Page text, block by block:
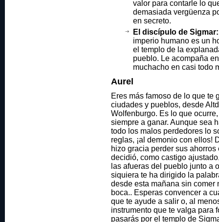
valor para contarle lo
demasiada vergüenza
en secreto.
El discípulo de Sigmar:
imperio humano es un
el templo de la
pueblo. Le acompaña
muchacho en casi todo
Aurel
Eres más famoso de lo que te
ciudades y pueblos, desde
Wolfenburgo. Es lo que
siempre a ganar. Aunque sea
todo los malos perdedores lo
reglas, ¡al demonio con ellos!
hizo gracia perder sus
decidió, como castigo
las afueras del pueblo junto a
siquiera te ha dirigido la
desde esta mañana sin comer
boca.. Esperas convencer a
que te ayude a salir o, al
instrumento que te valga para
pasarás por el templo de